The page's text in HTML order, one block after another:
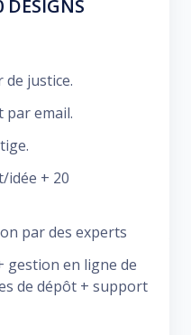
DESIGNS
justice.
par email.
idée + 20
par des experts
gestion en ligne de
de dépôt + support